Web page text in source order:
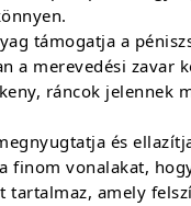
támogatja a
a merevedési zavar
ráncok jelennek
és
finom vonalakat,
amely